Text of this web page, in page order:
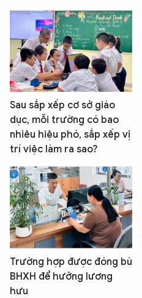
Sau sắp xếp cơ sở giáo
dục, mỗi trường có bao
nhiêu hiệu phó, sắp xếp vị
trí việc làm ra sao?
Trường hợp được đóng bù
BHXH để hưởng lương
hưu